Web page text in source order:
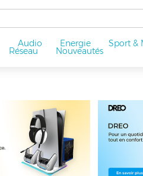
Audio Energie Sport &
Réseau Nouveautés